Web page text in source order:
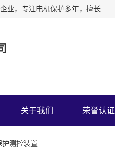
宁波飞纳得电器有限公司以工业电器为主导，集研发，制造，贸易，服务等功能于一体的科技型企业，专注电机保护多年，擅长单片机技术在工业控制、电力电子、汽车电子等领域的应用。主要产品有电机保护器，缺相保护器，相序保护器，电压电流表，浪涌保护器，温控器等我们的使命是通过系统的解决方案为客户创造高的价值，我们也热诚欢迎国内外客户来公司考察交流。
关于我们 荣誉认证
护测控装置